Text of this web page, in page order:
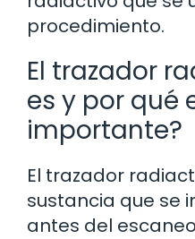
procedimiento.
El trazador
es y por qué
importante?
El trazador
sustancia que se
antes del